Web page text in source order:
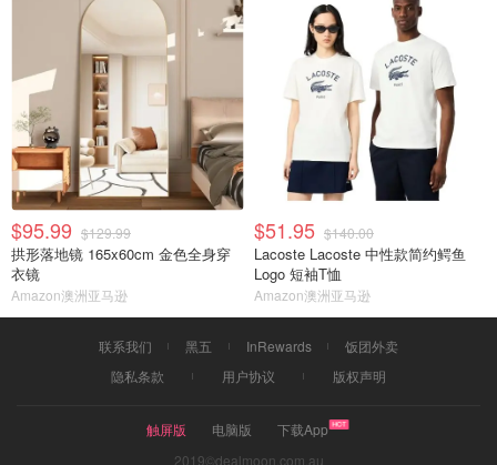
$95.99 $129.99
拱形落地镜 165x60cm 金色全身穿
衣镜
Amazon澳洲亚马逊
$51.95 $140.00
Lacoste Lacoste 中性款简约鳄鱼
Logo 短袖T恤
Amazon澳洲亚马逊
联系我们 黑五 InRewards
饭团外卖
隐私条款
用户协议 版权声明
触屏版 电脑版
下载App
2019©dealmoon.com.au